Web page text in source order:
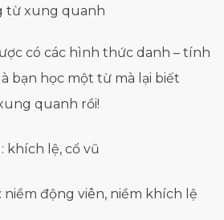
từ xung quanh
có các hình thức danh – tính
bạn học một từ mà lại biết
quanh rồi!
khích lệ, cổ vũ
động viên, niềm khích lệ